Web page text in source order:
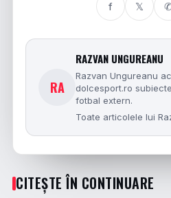
f 𝕏
RA
RAZVAN UNGUREANU
Razvan Ungureanu
dolcesport.ro
fotbal extern.
Toate articolele lui
CITEȘTE ÎN CONTINUARE